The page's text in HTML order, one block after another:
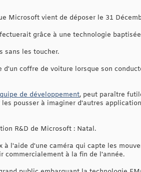
Microsoft vient de déposer le 31
grâce à une technologie
sans les toucher.
coffre de voiture lorsque son
de développement, peut paraître
pousser à imaginer d'autres
R&D de Microsoft : Natal.
l'aide d'une caméra qui capte les
commercialement à la fin de l'année.